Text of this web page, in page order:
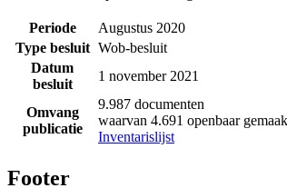
Periode
Augustus 2020
Type besluit Wob-besluit
Datum
besluit
1 november 2021
Omvang
publicatie
9.987 documenten
waarvan 4.691 openbaar
Inventarislijst
Footer